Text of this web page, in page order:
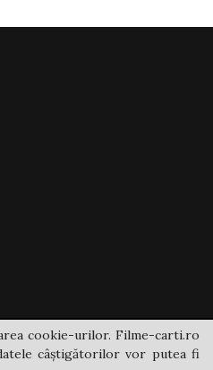
cookie-urilor. Filme-carti.ro
câștigătorilor vor putea fi